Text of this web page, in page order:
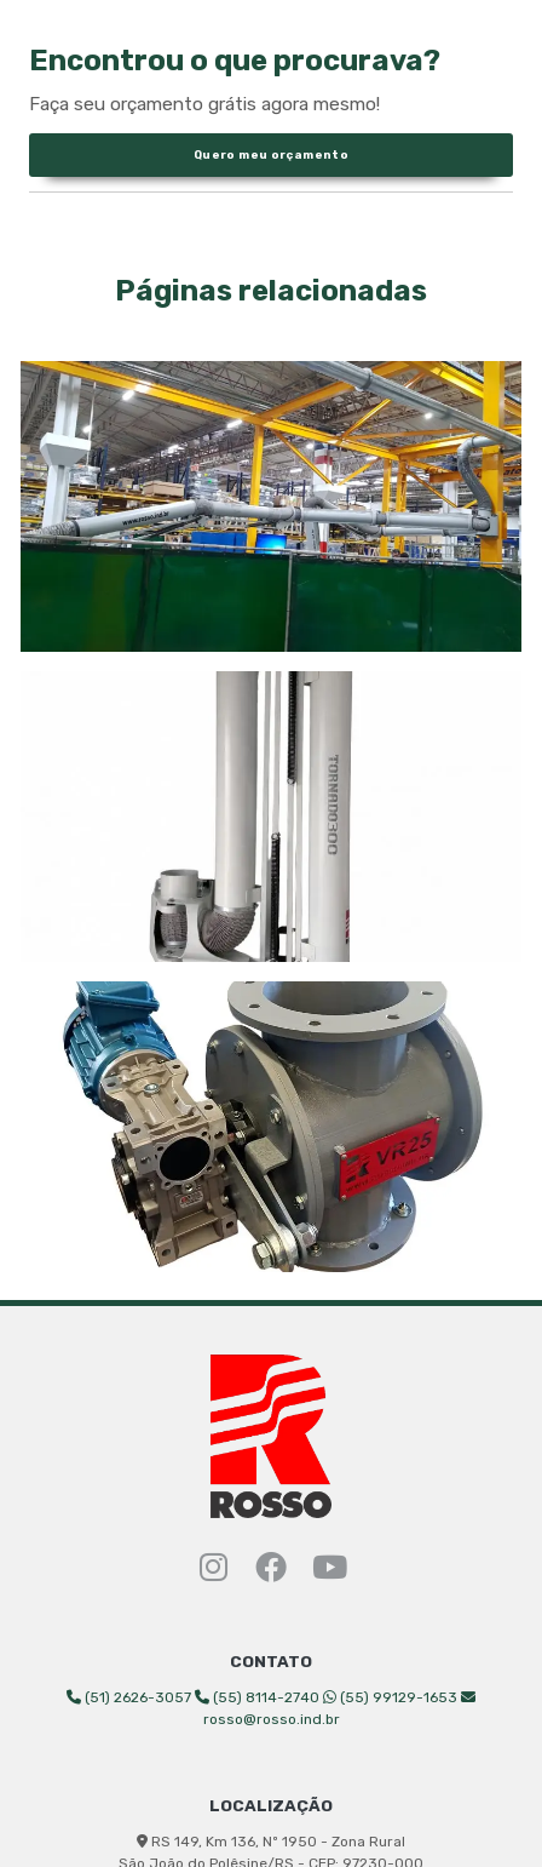
Encontrou o que procurava?
Faça seu orçamento grátis agora mesmo!
Quero meu orçamento
Páginas relacionadas
Instagram Rosso
Facebook Rosso
YouTube
CONTATO
(51) 2626-3057 (55) 8114-2740
(55) 99129-1653
rosso@rosso.ind.br
LOCALIZAÇÃO
RS 149, Km 136, Nº 1950 - Zona Rural
São João do Polêsine/RS - CEP: 97230-000